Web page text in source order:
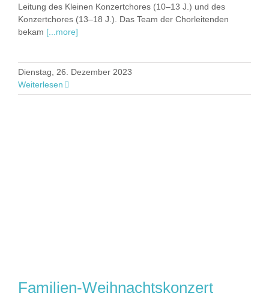
Leitung des Kleinen Konzertchores (10–13 J.) und des
Konzertchores (13–18 J.). Das Team der Chorleitenden
bekam [...more]
Dienstag, 26. Dezember 2023
Weiterlesen
Familien-Weihnachtskonzert